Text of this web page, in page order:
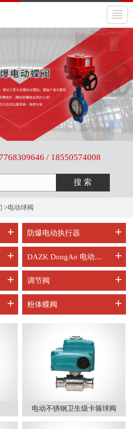
/ 18550574008
>电动球阀
+ 防爆电动执行器 +
+ DAZK DongAo 电动阀门 +
+ 调节阀 +
+ 粉体蝶阀 +
电动不锈钢卫生级卡箍球阀